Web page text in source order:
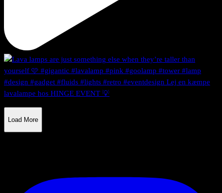
Load More